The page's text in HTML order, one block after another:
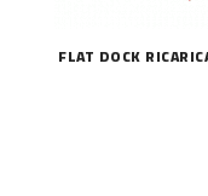
FLAT DOCK